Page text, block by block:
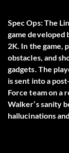
Spec Ops: The
game developed
2K. In the game,
obstacles, and
gadgets. The
is sent into a
Force team on a
Walker’s sanity
hallucinations